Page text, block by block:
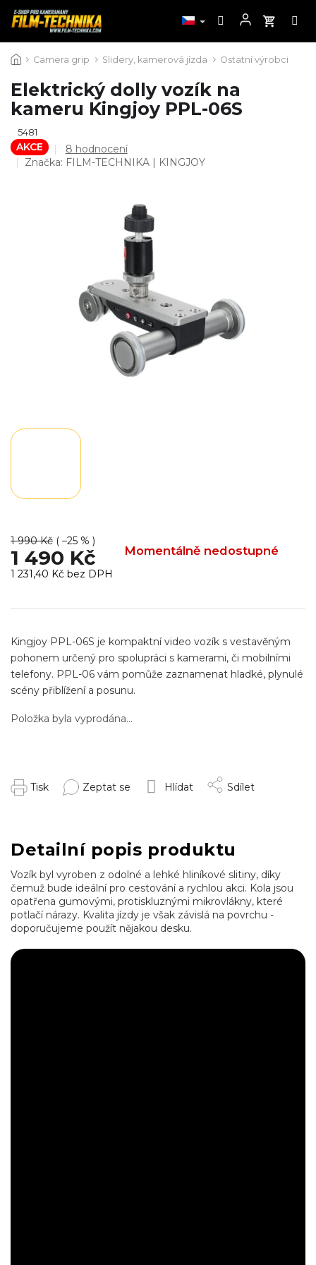
na
Camera grip Slidery, kamerová jízda Ostatní výrobci
Elektrický dolly vozík na
kameru Kingjoy PPL-06S
5481
AKCE
Průměrné
hodnocení
8 hodnocení
Značka: FILM-TECHNIKA | KINGJOY
1 990 Kč ( –25 % )
1 490 Kč Momentálně nedostupné
1 231,40 Kč bez DPH
cena:
Položka byla vyprodána…
Kingjoy PPL-06S je kompaktní video vozík s vestavěným
pohonem určený pro spolupráci s kamerami, či mobilními
telefony. PPL-06 vám pomůže zaznamenat hladké, plynulé
scény přiblížení a posunu.
Tisk Zeptat se Hlídat Sdílet
Detailní popis produktu
Vozík byl vyroben z odolné a lehké hliníkové slitiny, díky
čemuž bude ideální pro cestování a rychlou akci. Kola jsou
opatřena gumovými, protiskluznými mikrovlákny, které
potlačí nárazy. Kvalita jízdy je však závislá na povrchu -
doporučujeme použít nějakou desku.